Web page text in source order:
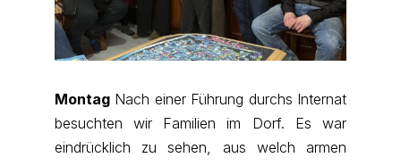
MontagNach einer Führung durchs Internat
besuchten wir Familien im Dorf. Es war
eindrücklich zu sehen, aus welch armen